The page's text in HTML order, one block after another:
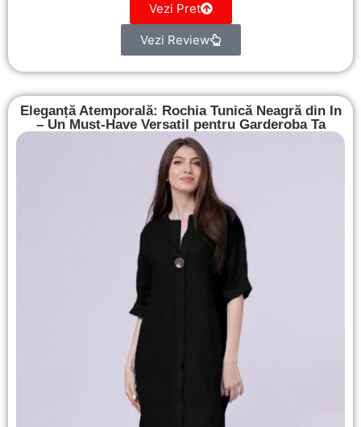
Vezi Pret
Vezi Review
Eleganță Atemporală: Rochia Tunică Neagră din In
– Un Must-Have Versatil pentru Garderoba Ta